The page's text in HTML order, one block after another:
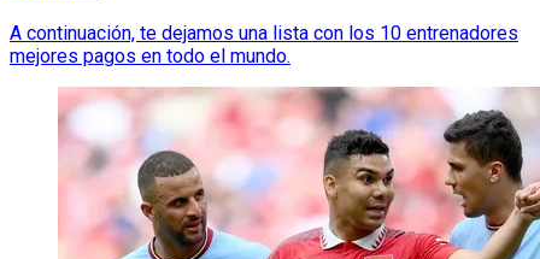
A continuación, te dejamos una lista con los 10 entrenadores
mejores pagos en todo el mundo.